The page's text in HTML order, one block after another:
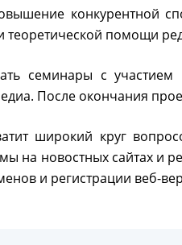
конкурентной
теоретической помощи
семинары с
После окончания
широкий круг
на новостных сайтах и
и регистрации веб-